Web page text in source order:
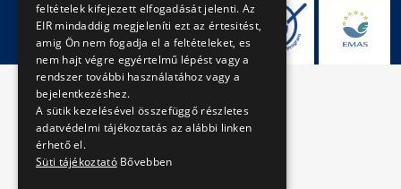
feltételek kifejezett elfogadását jelenti. Az
EIR mindaddig megjeleníti ezt az értesitést,
amig Ön nem fogadja el a feltételeket, es
nem hajt végre egyértelmű lépést vagy a
rendszer további használatához vagy a
bejelentkezéshez.
A sütik kezelésével összefüggő részletes
adatvédelmi tájékoztatás az alábbi linken
érhető el.
Süti tájékoztató Bővebben